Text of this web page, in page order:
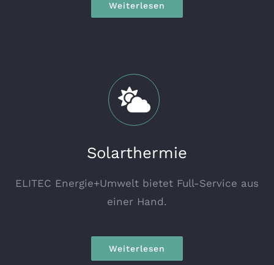
Weiterlesen
Solarthermie
ELITEC Energie+Umwelt bietet Full-Service aus
einer Hand.
Weiterlesen